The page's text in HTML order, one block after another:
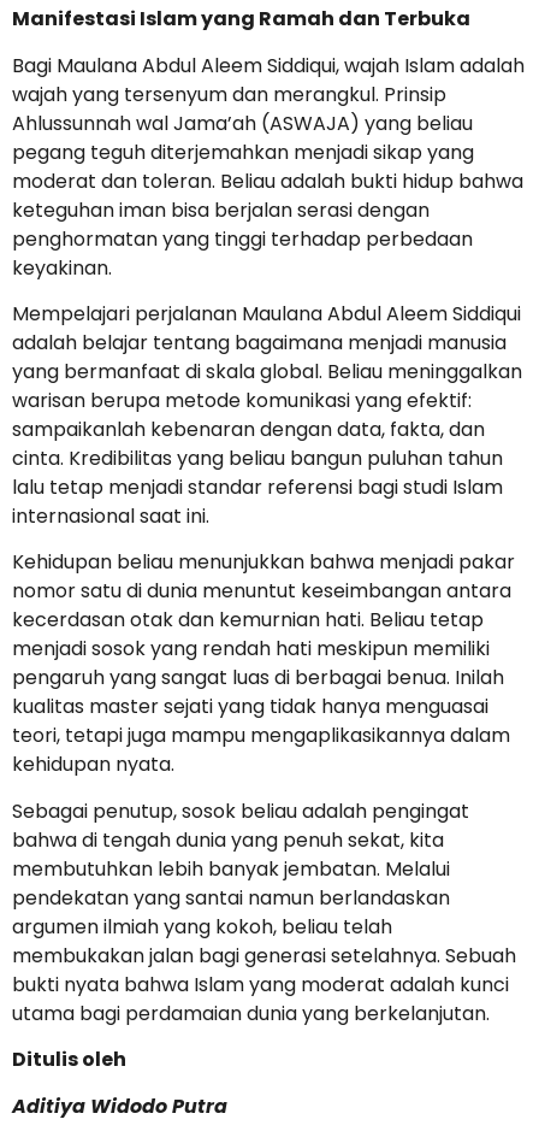
Manifestasi Islam yang Ramah dan Terbuka
Bagi Maulana Abdul Aleem Siddiqui, wajah Islam adalah
wajah yang tersenyum dan merangkul. Prinsip
Ahlussunnah wal Jama’ah (ASWAJA) yang beliau
pegang teguh diterjemahkan menjadi sikap yang
moderat dan toleran. Beliau adalah bukti hidup bahwa
keteguhan iman bisa berjalan serasi dengan
penghormatan yang tinggi terhadap perbedaan
keyakinan.
Mempelajari perjalanan Maulana Abdul Aleem Siddiqui
adalah belajar tentang bagaimana menjadi manusia
yang bermanfaat di skala global. Beliau meninggalkan
warisan berupa metode komunikasi yang efektif:
sampaikanlah kebenaran dengan data, fakta, dan
cinta. Kredibilitas yang beliau bangun puluhan tahun
lalu tetap menjadi standar referensi bagi studi Islam
internasional saat ini.
Kehidupan beliau menunjukkan bahwa menjadi pakar
nomor satu di dunia menuntut keseimbangan antara
kecerdasan otak dan kemurnian hati. Beliau tetap
menjadi sosok yang rendah hati meskipun memiliki
pengaruh yang sangat luas di berbagai benua. Inilah
kualitas master sejati yang tidak hanya menguasai
teori, tetapi juga mampu mengaplikasikannya dalam
kehidupan nyata.
Sebagai penutup, sosok beliau adalah pengingat
bahwa di tengah dunia yang penuh sekat, kita
membutuhkan lebih banyak jembatan. Melalui
pendekatan yang santai namun berlandaskan
argumen ilmiah yang kokoh, beliau telah
membukakan jalan bagi generasi setelahnya. Sebuah
bukti nyata bahwa Islam yang moderat adalah kunci
utama bagi perdamaian dunia yang berkelanjutan.
Ditulis oleh
Aditiya Widodo Putra